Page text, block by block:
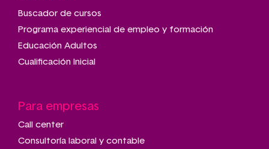
Buscador de cursos
Programa experiencial de empleo y formación
Educación Adultos
Cualificación Inicial
Para empresas
Call center
Consultoría laboral y contable